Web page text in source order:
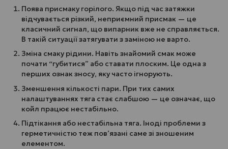
Поява присмаку горілого. Якщо під час затяжки
відчувається різкий, неприємний присмак — це
класичний сигнал, що випарник вже не справляється.
В такій ситуації затягувати з заміною не варто.
Зміна смаку рідини. Навіть знайомий смак може
почати “губитися” або ставати плоским. Це одна з
перших ознак зносу, яку часто ігнорують.
Зменшення кількості пари. При тих самих
налаштуваннях тяга стає слабшою — це означає, що
койл працює нестабільно.
Підтікання або нестабільна тяга. Іноді проблеми з
герметичністю теж пов’язані саме зі зношеним
елементом.